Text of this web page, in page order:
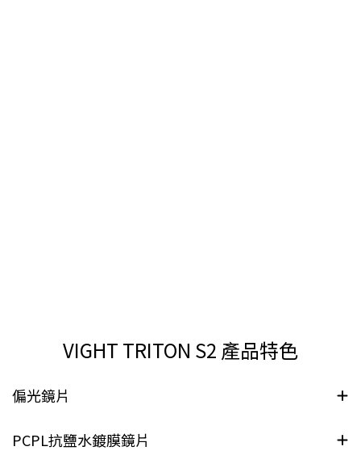
VIGHT TRITON S2 產品特色
偏光鏡片
PCPL抗鹽水鍍膜鏡片